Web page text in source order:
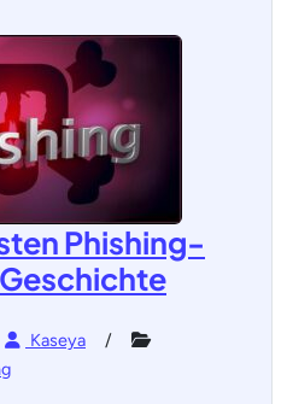
Phishing-
Kaseya